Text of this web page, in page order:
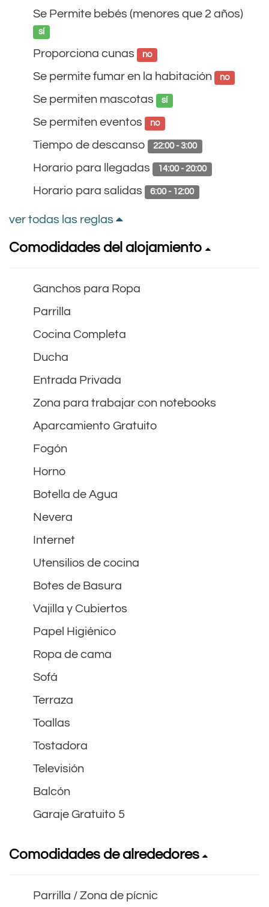
Se Permite bebés (menores que 2 años)
sí
Proporciona cunas no
Se permite fumar en la habitación no
Se permiten mascotas sí
Se permiten eventos no
Tiempo de descanso 22:00 - 3:00
Horario para llegadas 14:00 - 20:00
Horario para salidas 6:00 - 12:00
ver todas las reglas
Comodidades del alojamiento
Ganchos para Ropa
Parrilla
Cocina Completa
Ducha
Entrada Privada
Zona para trabajar con notebooks
Aparcamiento Gratuito
Fogón
Horno
Botella de Agua
Nevera
Internet
Utensilios de cocina
Botes de Basura
Vajilla y Cubiertos
Papel Higiénico
Ropa de cama
Sofá
Terraza
Toallas
Tostadora
Televisión
Balcón
Garaje Gratuito 5
Comodidades de alrededores
Parrilla / Zona de pícnic